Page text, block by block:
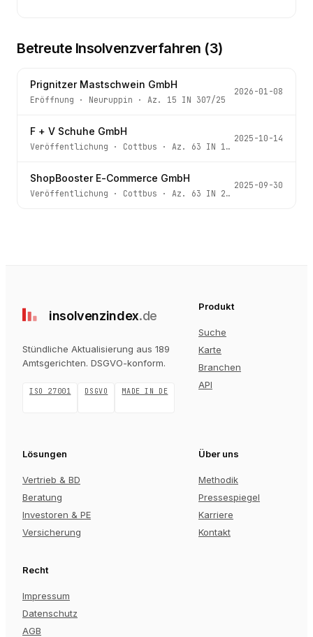
Betreute Insolvenzverfahren (3)
Prignitzer Mastschwein GmbH
Eröffnung · Neuruppin · Az. 15 IN 307/25
2026-01-08
F + V Schuhe GmbH
Veröffentlichung · Cottbus · Az. 63 IN 129/25
2025-10-14
ShopBooster E-Commerce GmbH
Veröffentlichung · Cottbus · Az. 63 IN 205/25
2025-09-30
insolvenzindex.de
Stündliche Aktualisierung aus 189
Amtsgerichten. DSGVO-konform.
ISO 27001 DSGVO MADE IN DE
Produkt
Suche
Karte
Branchen
API
Lösungen
Vertrieb & BD
Beratung
Investoren & PE
Versicherung
Über uns
Methodik
Pressespiegel
Karriere
Kontakt
Recht
Impressum
Datenschutz
AGB